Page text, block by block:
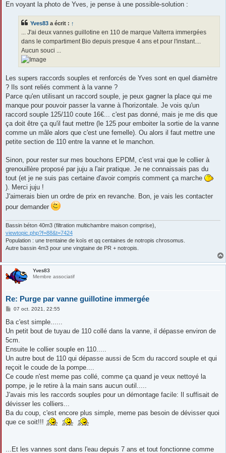
En voyant la photo de Yves, je pense à une possible-solution :
Yves83 a écrit : ↑
... J'ai deux vannes guillotine en 110 de marque Valterra immergées
dans le compartiment Bio depuis presque 4 ans et pour l'instant....
Aucun souci ...
Les supers raccords souples et renforcés de Yves sont en quel diamètre
? Ils sont reliés comment à la vanne ?
Parce qu'en utilisant un raccord souple, je peux gagner la place qui me
manque pour pouvoir passer la vanne à l'horizontale. Je vois qu'un
raccord souple 125/110 coute 16€... c'est pas donné, mais je me dis que
ça doit être ça qu'il faut mettre (le 125 pour emboiter la sortie de la vanne
comme un mâle alors que c'est une femelle). Ou alors il faut mettre une
petite section de 110 entre la vanne et le manchon.
Sinon, pour rester sur mes bouchons EPDM, c'est vrai que le collier à
grenouillère proposé par juju a l'air pratique. Je ne connaissais pas du
tout (et je ne suis pas certaine d'avoir compris comment ça marche
). Merci juju !
J'aimerais bien un ordre de prix en revanche. Bon, je vais les contacter
pour demander
Bassin béton 40m3 (filtration multichambre maison comprise),
viewtopic.php?f=88&t=7424
Population : une trentaine de koïs et qq centaines de notropis chrosomus.
Autre bassin 4m3 pour une vingtaine de PR + notropis.
Yves83
Membre associatif
Re: Purge par vanne guillotine immergée
M
s
a
g
07 oct. 2021, 22:55
Ba c'est simple......
Un petit bout de tuyau de 110 collé dans la vanne, il dépasse environ de
5cm.
Ensuite le collier souple en 110.....
Un autre bout de 110 qui dépasse aussi de 5cm du raccord souple et qui
reçoit le coude de la pompe....
Ce coude n'est meme pas collé, comme ça quand je veux nettoyé la
pompe, je le retire à la main sans aucun outil.....
J'avais mis les raccords souples pour un démontage facile: Il suffisait de
dévisser les colliers...
Ba du coup, c'est encore plus simple, meme pas besoin de dévisser quoi
que ce soit!!!
...Et les vannes sont dans l'eau depuis 7 ans et tout fonctionne comme